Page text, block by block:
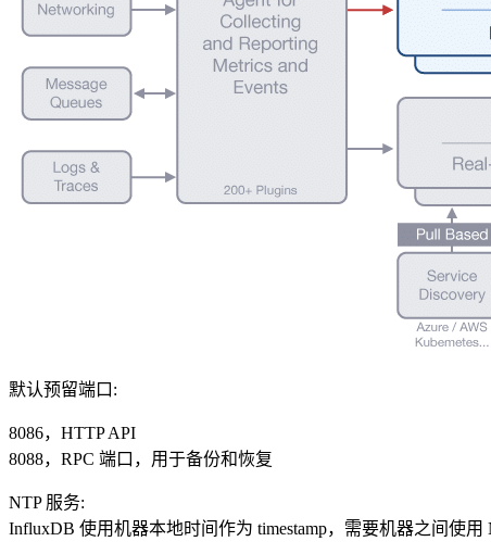
默认预留端口:
8086，HTTP API
8088，RPC 端口，用于备份和恢复
NTP 服务:
InfluxDB 使用机器本地时间作为 timestamp，需要机器之间使